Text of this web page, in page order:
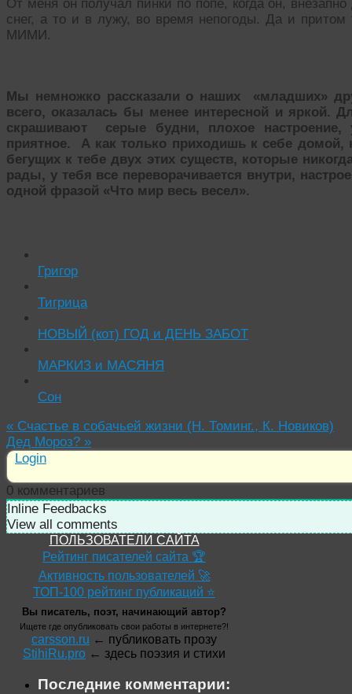
От меня он получал пинки по попе, когда он,
снег, а то и в лужу, во время непогоды. Да и
МИМИ.
Мы немножко рассказали о наших «младших»
всего, оказалась бы менее интересной и яркой.
скрашивают серые будни, плохое
приятное. А как только приходишь к себе
бегущих к тебе двух этих существ, которые
рады, у тебя все переворачивается внутри,
одной фразой «Что мир весь весел».
Григор
Тигрица
НОВЫЙ (кот) ГОД и ДЕНЬ ЗАБОТ
МАРКИЗ и МАСЯНЯ
Сон
« Счастье в собачьей жизни (Н. Томинг., К. Новиков)
Дед Мороз? »
Login
0 комментариев
Inline Feedbacks
View all comments
ПОЛЬЗОВАТЕЛИ САЙТА
Рейтинг писателей сайта 🏆
Активность пользователей 🚀
ТОП-100 рейтинг публикаций ⭐
Вы писатель, поэт, начинающий автор?
Ищете где опубликовать свои работы в интернете?!
carsson.ru ← публиковать прозу
StihiRu.pro ← здесь поэзия и стихи
Последние комментарии: